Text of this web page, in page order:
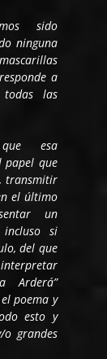
sido
ninguna
a
las
esa
papel que
transmitir
el último
un
si
del que
Arderá”
poema y
esto y
grandes